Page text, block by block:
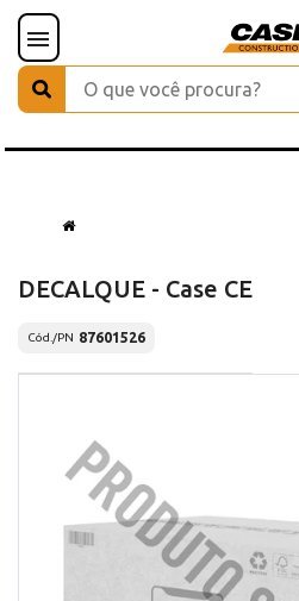
DECALQUE - Case CE
Cód./PN 87601526